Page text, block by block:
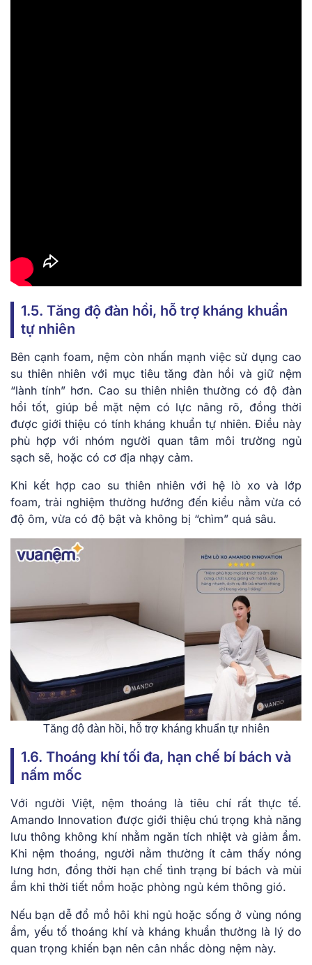
1.5. Tăng độ đàn hồi, hỗ trợ kháng khuẩn
tự nhiên
Bên cạnh foam, nệm còn nhấn mạnh việc sử dụng cao
su thiên nhiên với mục tiêu tăng đàn hồi và giữ nệm
“lành tính” hơn. Cao su thiên nhiên thường có độ đàn
hồi tốt, giúp bề mặt nệm có lực nâng rõ, đồng thời
được giới thiệu có tính kháng khuẩn tự nhiên. Điều này
phù hợp với nhóm người quan tâm môi trường ngủ
sạch sẽ, hoặc có cơ địa nhạy cảm.
Khi kết hợp cao su thiên nhiên với hệ lò xo và lớp
foam, trải nghiệm thường hướng đến kiểu nằm vừa có
độ ôm, vừa có độ bật và không bị “chìm” quá sâu.
Tăng độ đàn hồi, hỗ trợ kháng khuẩn tự nhiên
1.6. Thoáng khí tối đa, hạn chế bí bách và
nấm mốc
Với người Việt, nệm thoáng là tiêu chí rất thực tế.
Amando Innovation được giới thiệu chú trọng khả năng
lưu thông không khí nhằm ngăn tích nhiệt và giảm ẩm.
Khi nệm thoáng, người nằm thường ít cảm thấy nóng
lưng hơn, đồng thời hạn chế tình trạng bí bách và mùi
ẩm khi thời tiết nồm hoặc phòng ngủ kém thông gió.
Nếu bạn dễ đổ mồ hôi khi ngủ hoặc sống ở vùng nóng
ẩm, yếu tố thoáng khí và kháng khuẩn thường là lý do
quan trọng khiến bạn nên cân nhắc dòng nệm này.